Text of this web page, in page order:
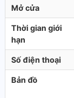
Mở cửa
Thời gian giới
hạn
Số điện thoại
Bản đồ